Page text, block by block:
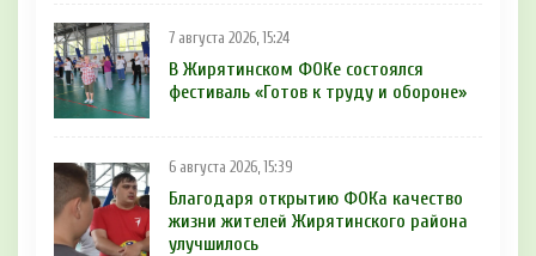
7 августа 2026, 15:24
В Жирятинском ФОКе состоялся
фестиваль «Готов к труду и обороне»
6 августа 2026, 15:39
Благодаря открытию ФОКа качество
жизни жителей Жирятинского района
улучшилось